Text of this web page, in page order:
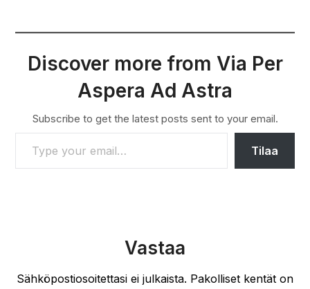
Discover more from Via Per
Aspera Ad Astra
Subscribe to get the latest posts sent to your email.
TYPE YOUR EMAIL…
Tilaa
Vastaa
Sähköpostiosoitettasi ei julkaista. Pakolliset kentät on